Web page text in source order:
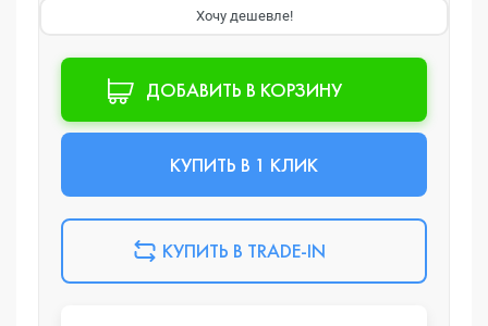
Хочу дешевле!
ДОБАВИТЬ В КОРЗИНУ
КУПИТЬ В 1 КЛИК
КУПИТЬ В TRADE-IN